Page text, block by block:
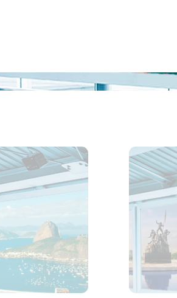
графики. Экологичный материал,
не содержит хлора и ПВХ.